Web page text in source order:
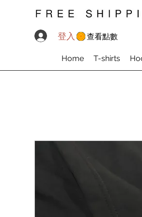
登入 查看點數
Home T-shirts